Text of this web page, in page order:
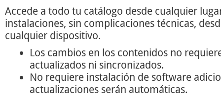
Accede a todo tu catálogo desde cualquier
instalaciones, sin complicaciones técnicas,
cualquier dispositivo.
Los cambios en los contenidos no
actualizados ni sincronizados.
No requiere instalación de software
actualizaciones serán automáticas.